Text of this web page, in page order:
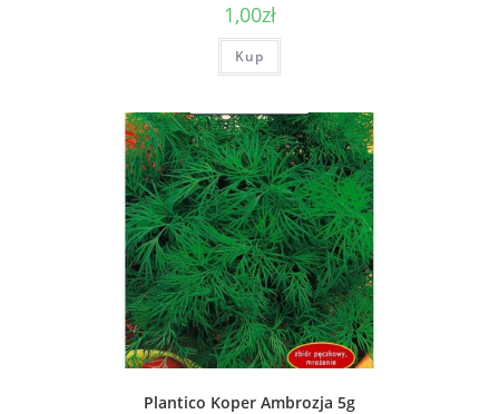
1,00zł
Kup
Plantico Koper Ambrozja 5g